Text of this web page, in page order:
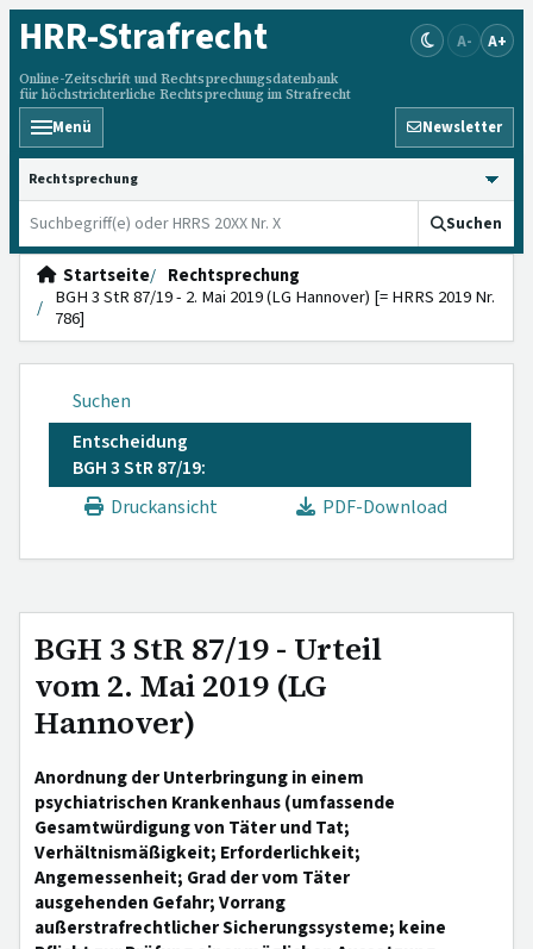
HRR-Strafrecht
Online-Zeitschrift und Rechtsprechungsdatenbank
für höchstrichterliche Rechtsprechung im Strafrecht
A- A+
Menü Newsletter
HRRS durchsuchen
Suchen
Startseite
Rechtsprechung
BGH 3 StR 87/19 - 2. Mai 2019 (LG Hannover) [= HRRS 2019 Nr.
786]
Suchen
Entscheidung
BGH 3 StR 87/19:
Druckansicht
PDF-Download
BGH 3 StR 87/19 - Urteil
vom 2. Mai 2019 (LG
Hannover)
Anordnung der Unterbringung in einem
psychiatrischen Krankenhaus (umfassende
Gesamtwürdigung von Täter und Tat;
Verhältnismäßigkeit; Erforderlichkeit;
Angemessenheit; Grad der vom Täter
ausgehenden Gefahr; Vorrang
außerstrafrechtlicher Sicherungssysteme; keine